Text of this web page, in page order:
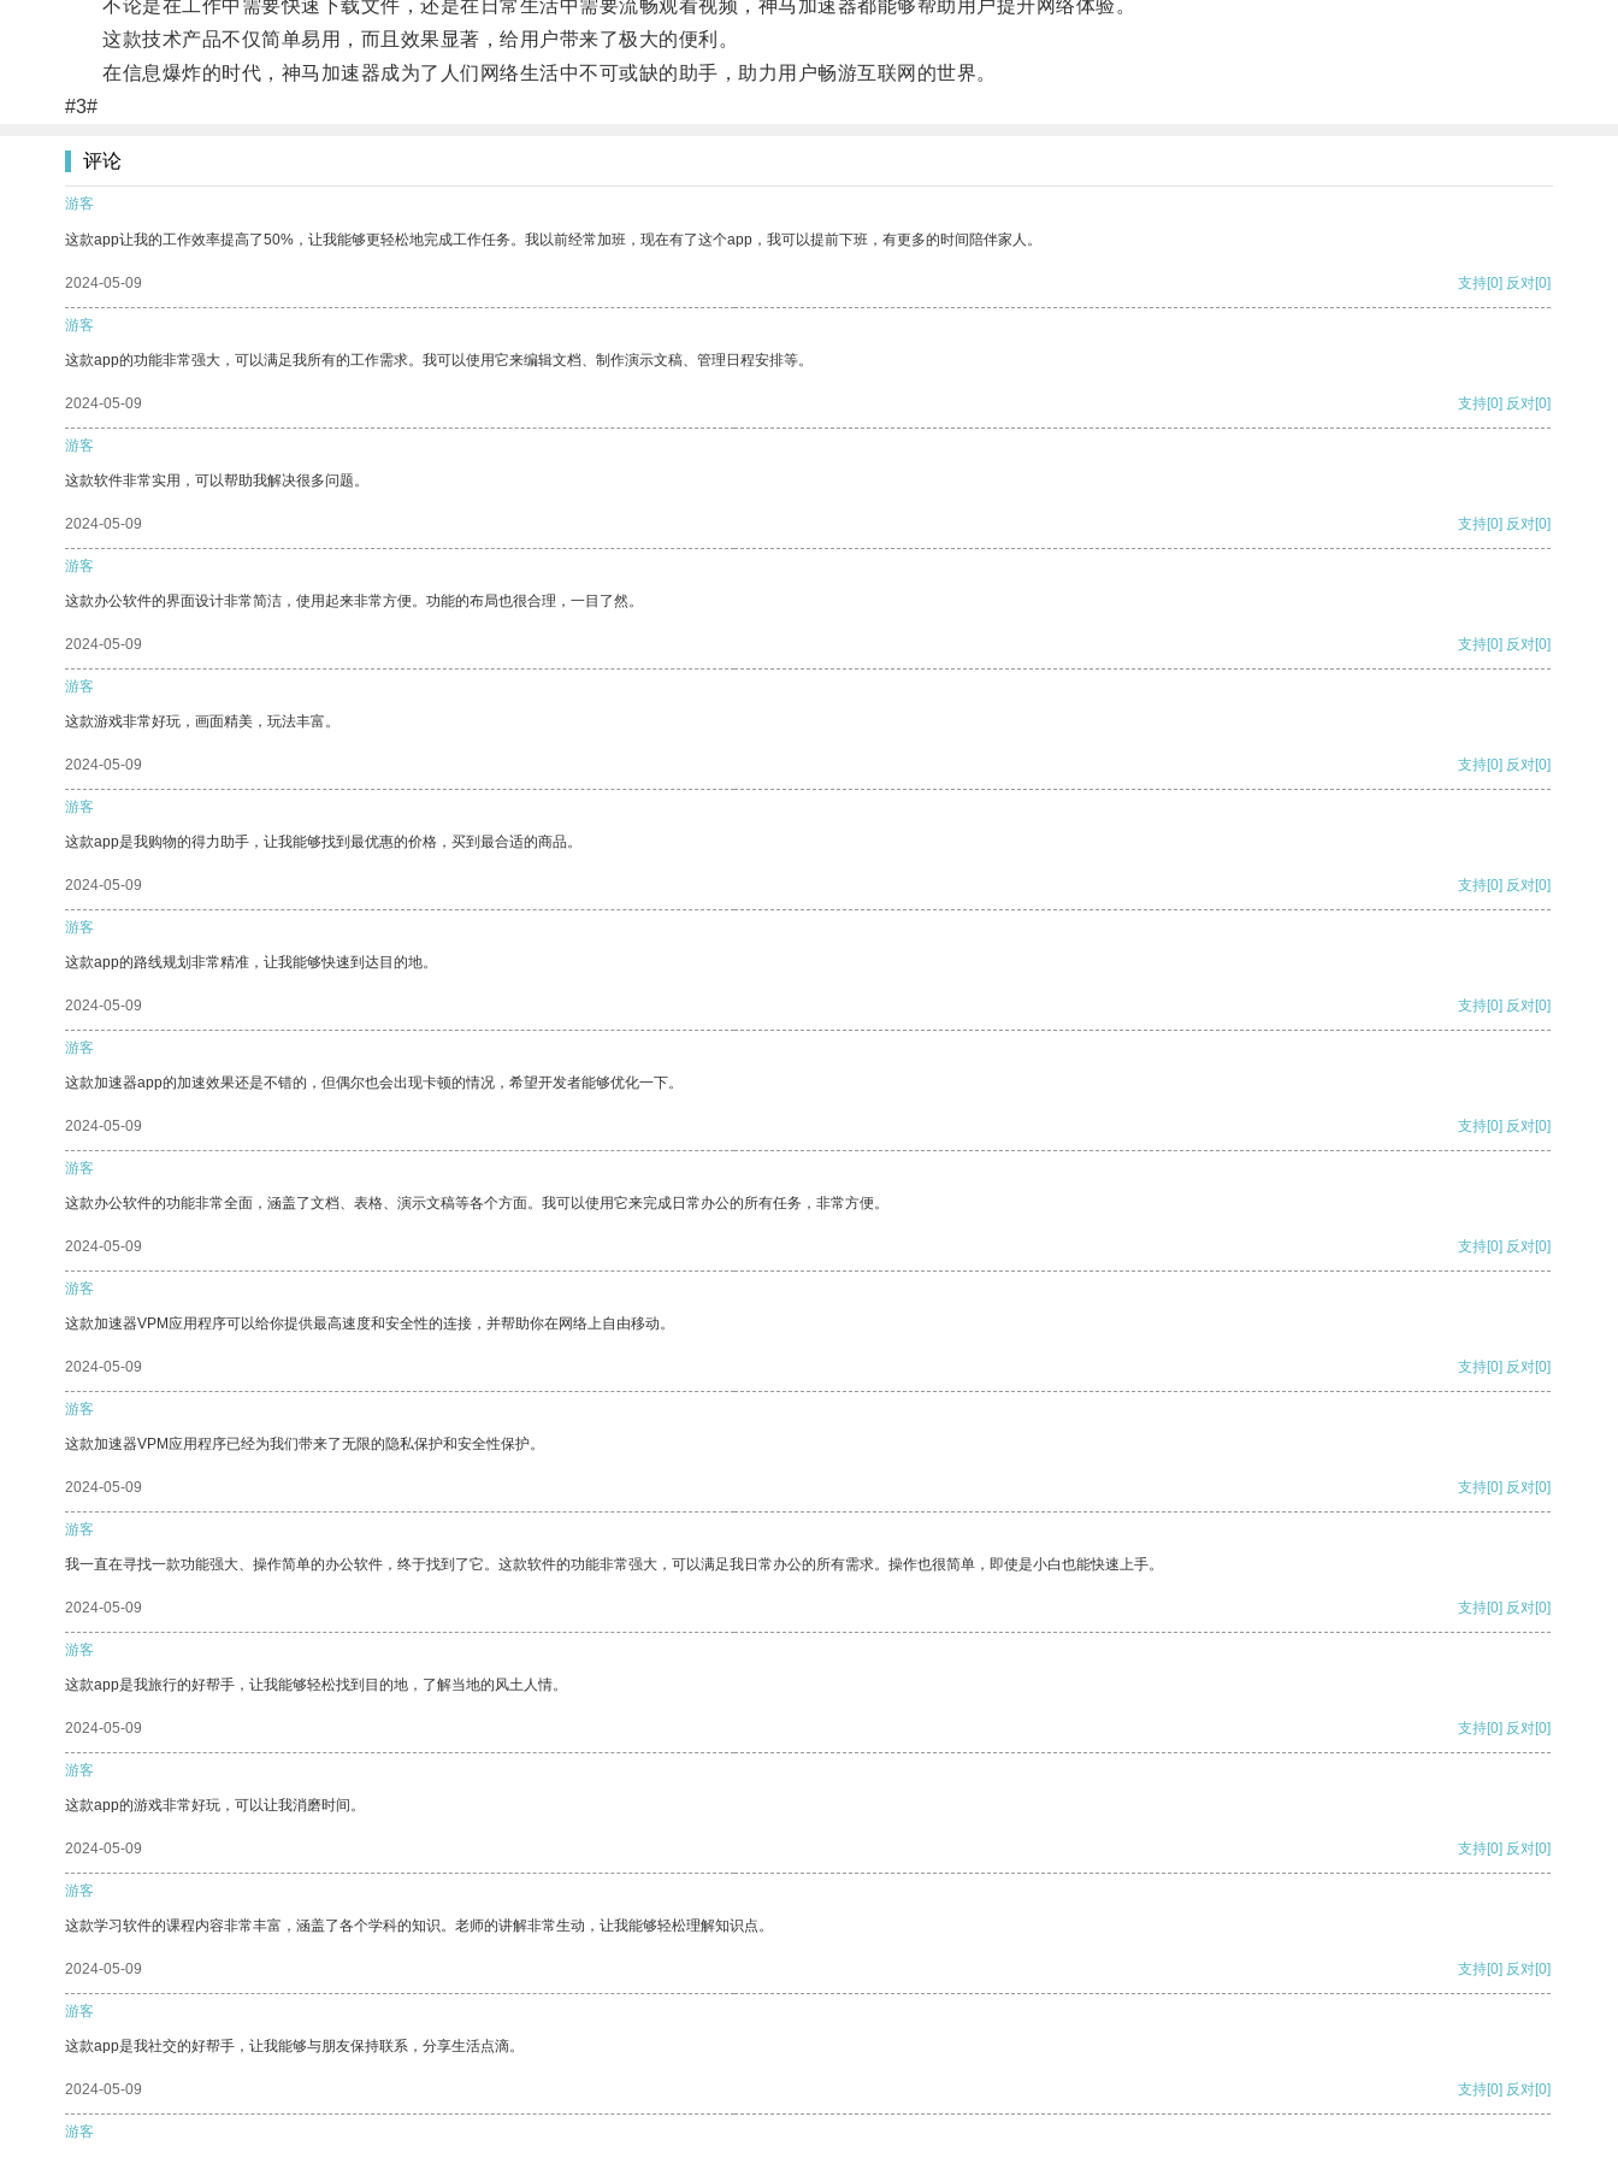
不论是在工作中需要快速下载文件，还是在日常生活中需要流畅观看视频，神马加速器都能够帮助用户提升网络体验。
这款技术产品不仅简单易用，而且效果显著，给用户带来了极大的便利。
在信息爆炸的时代，神马加速器成为了人们网络生活中不可或缺的助手，助力用户畅游互联网的世界。
#3#
评论
游客
这款app让我的工作效率提高了50%，让我能够更轻松地完成工作任务。我以前经常加班，现在有了这个app，我可以提前下班，有更多的时间陪伴家人。
2024-05-09 支持[0] 反对[0]
游客
这款app的功能非常强大，可以满足我所有的工作需求。我可以使用它来编辑文档、制作演示文稿、管理日程安排等。
2024-05-09 支持[0] 反对[0]
游客
这款软件非常实用，可以帮助我解决很多问题。
2024-05-09 支持[0] 反对[0]
游客
这款办公软件的界面设计非常简洁，使用起来非常方便。功能的布局也很合理，一目了然。
2024-05-09 支持[0] 反对[0]
游客
这款游戏非常好玩，画面精美，玩法丰富。
2024-05-09 支持[0] 反对[0]
游客
这款app是我购物的得力助手，让我能够找到最优惠的价格，买到最合适的商品。
2024-05-09 支持[0] 反对[0]
游客
这款app的路线规划非常精准，让我能够快速到达目的地。
2024-05-09 支持[0] 反对[0]
游客
这款加速器app的加速效果还是不错的，但偶尔也会出现卡顿的情况，希望开发者能够优化一下。
2024-05-09 支持[0] 反对[0]
游客
这款办公软件的功能非常全面，涵盖了文档、表格、演示文稿等各个方面。我可以使用它来完成日常办公的所有任务，非常方便。
2024-05-09 支持[0] 反对[0]
游客
这款加速器VPM应用程序可以给你提供最高速度和安全性的连接，并帮助你在网络上自由移动。
2024-05-09 支持[0] 反对[0]
游客
这款加速器VPM应用程序已经为我们带来了无限的隐私保护和安全性保护。
2024-05-09 支持[0] 反对[0]
游客
我一直在寻找一款功能强大、操作简单的办公软件，终于找到了它。这款软件的功能非常强大，可以满足我日常办公的所有需求。操作也很简单，即使是小白也能快速上手。
2024-05-09 支持[0] 反对[0]
游客
这款app是我旅行的好帮手，让我能够轻松找到目的地，了解当地的风土人情。
2024-05-09 支持[0] 反对[0]
游客
这款app的游戏非常好玩，可以让我消磨时间。
2024-05-09 支持[0] 反对[0]
游客
这款学习软件的课程内容非常丰富，涵盖了各个学科的知识。老师的讲解非常生动，让我能够轻松理解知识点。
2024-05-09 支持[0] 反对[0]
游客
这款app是我社交的好帮手，让我能够与朋友保持联系，分享生活点滴。
2024-05-09 支持[0] 反对[0]
游客